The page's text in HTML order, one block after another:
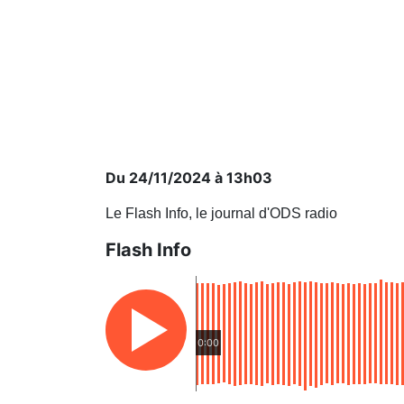
Du 24/11/2024 à 13h03
Le Flash Info, le journal d'ODS radio
Flash Info
0:00